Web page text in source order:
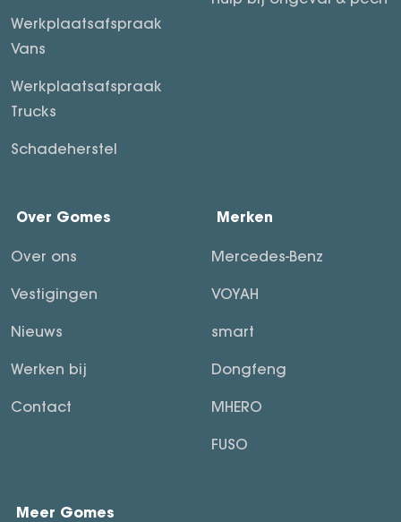
Werkplaatsafspraak
Vans
Werkplaatsafspraak
Trucks
Schadeherstel
Over Gomes
Over ons
Vestigingen
Nieuws
Werken bij
Contact
Merken
Mercedes-Benz
VOYAH
smart
Dongfeng
MHERO
FUSO
Meer Gomes